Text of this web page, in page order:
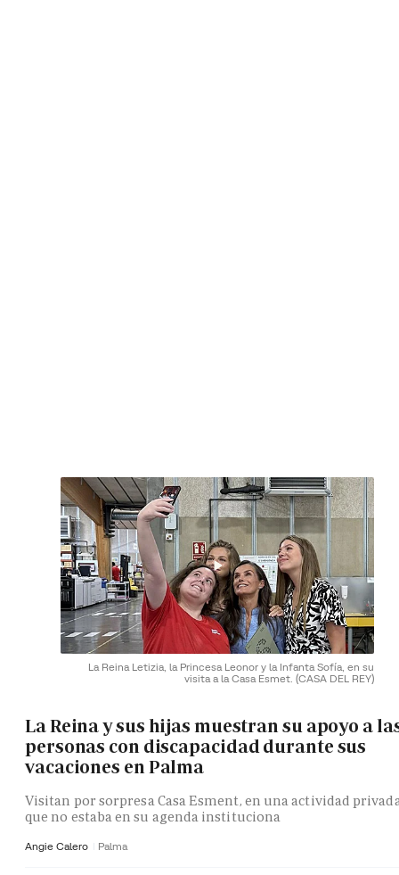
La Reina Letizia, la Princesa Leonor y la Infanta Sofía, en su
visita a la Casa Esmet. (CASA DEL REY)
La Reina y sus hijas muestran su apoyo a
personas con discapacidad durante sus
vacaciones en Palma
Visitan por sorpresa Casa Esment, en una actividad
que no estaba en su agenda instituciona
Angie Calero Palma